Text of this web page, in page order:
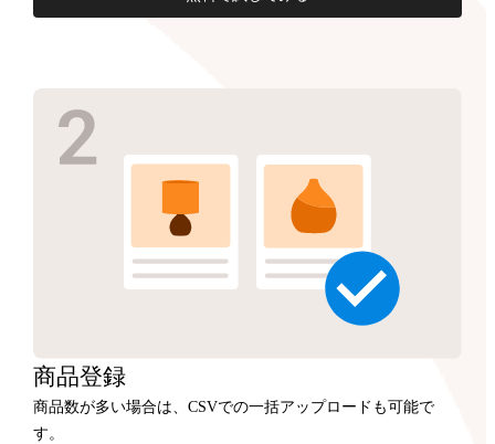
商品登録
商品数が多い場合は、CSVでの一括アップロードも可能で
す。